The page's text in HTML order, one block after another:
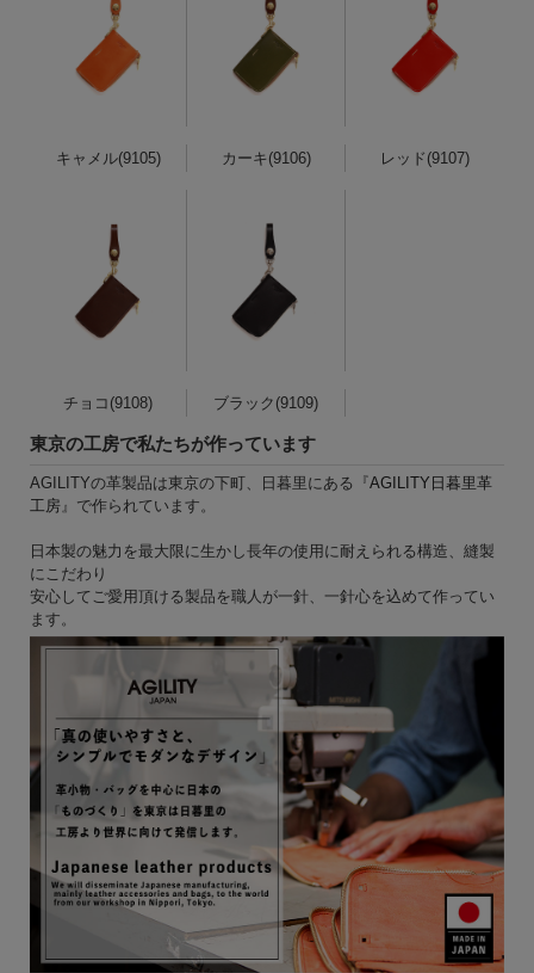
キャメル(9105) カーキ(9106) レッド(9107)
チョコ(9108) ブラック(9109)
東京の工房で私たちが作っています
AGILITYの革製品は東京の下町、日暮里にある『AGILITY日暮里革
工房』で作られています。
日本製の魅力を最大限に生かし長年の使用に耐えられる構造、縫製
にこだわり
安心してご愛用頂ける製品を職人が一針、一針心を込めて作ってい
ます。